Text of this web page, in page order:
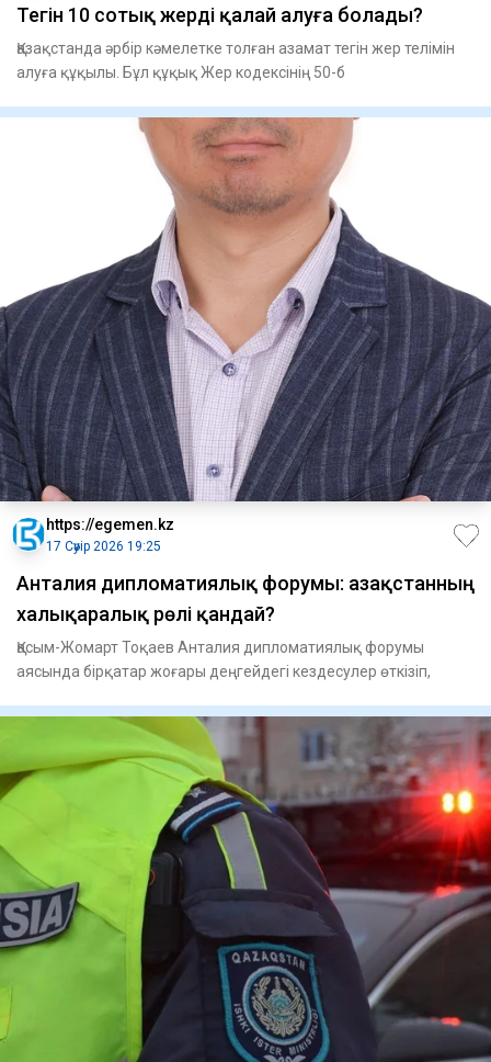
Тегін 10 сотық жерді қалай алуға болады?
Қазақстанда әрбір кәмелетке толған азамат тегін жер телімін
алуға құқылы. Бұл құқық Жер кодексінің 50-б
https://egemen.kz
17 Сәуір 2026 19:25
Анталия дипломатиялық форумы: Қазақстанның
халықаралық рөлі қандай?
Қасым-Жомарт Тоқаев Анталия дипломатиялық форумы
аясында бірқатар жоғары деңгейдегі кездесулер өткізіп,